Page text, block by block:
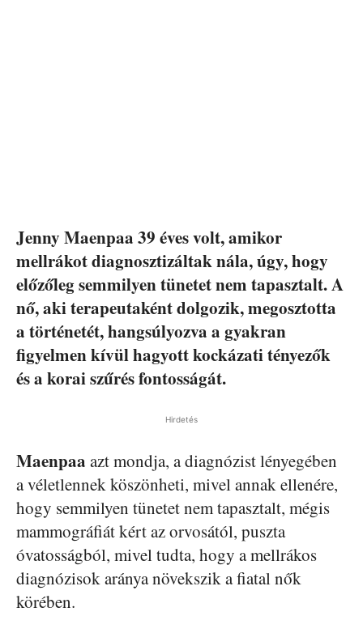
Jenny Maenpaa 39 éves volt, amikor
mellrákot diagnosztizáltak nála, úgy, hogy
előzőleg semmilyen tünetet nem tapasztalt. A
nő, aki terapeutaként dolgozik, megosztotta
a történetét, hangsúlyozva a gyakran
figyelmen kívül hagyott kockázati tényezők
és a korai szűrés fontosságát.
Hirdetés
Maenpaa azt mondja, a diagnózist lényegében
a véletlennek köszönheti, mivel annak ellenére,
hogy semmilyen tünetet nem tapasztalt, mégis
mammográfiát kért az orvosától, puszta
óvatosságból, mivel tudta, hogy a mellrákos
diagnózisok aránya növekszik a fiatal nők
körében.